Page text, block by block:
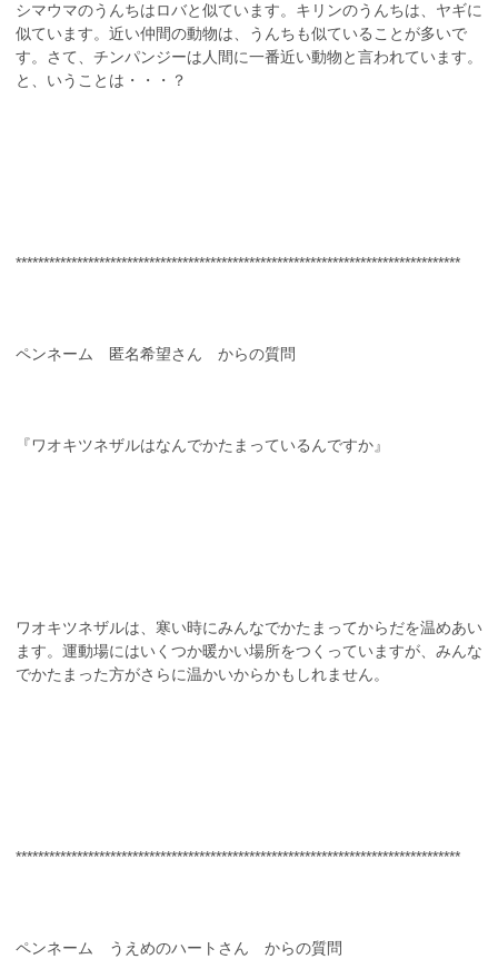
シマウマのうんちはロバと似ています。キリンのうんちは、ヤギに
似ています。近い仲間の動物は、うんちも似ていることが多いで
す。さて、チンパンジーは人間に一番近い動物と言われています。
と、いうことは・・・？
********************************************************************************
ペンネーム 匿名希望さん からの質問
『ワオキツネザルはなんでかたまっているんですか』
ワオキツネザルは、寒い時にみんなでかたまってからだを温めあい
ます。運動場にはいくつか暖かい場所をつくっていますが、みんな
でかたまった方がさらに温かいからかもしれません。
********************************************************************************
ペンネーム うえめのハートさん からの質問